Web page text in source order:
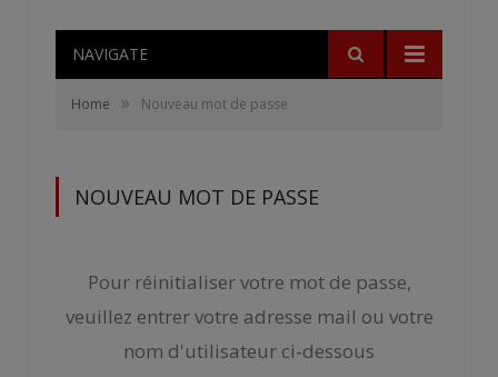
NAVIGATE
Home » Nouveau mot de passe
NOUVEAU MOT DE PASSE
Pour réinitialiser votre mot de passe,
veuillez entrer votre adresse mail ou votre
nom d'utilisateur ci-dessous